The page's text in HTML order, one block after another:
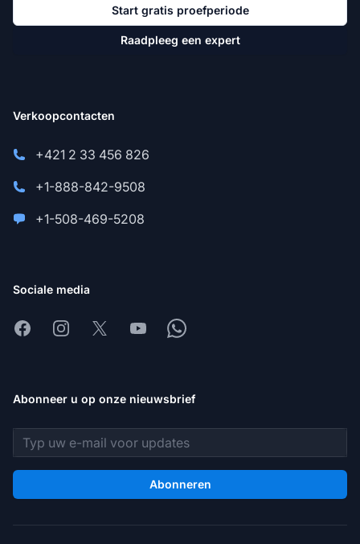
Start gratis proefperiode
Raadpleeg een expert
Verkoopcontacten
+421 2 33 456 826
+1-888-842-9508
+1-508-469-5208
Sociale media
FacebookInstagram
X YoutubeWhatsapp
Abonneer u op onze nieuwsbrief
E-mailadres
Abonneren